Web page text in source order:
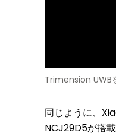
Trimension UWB
同じように、
NCJ29D5が搭